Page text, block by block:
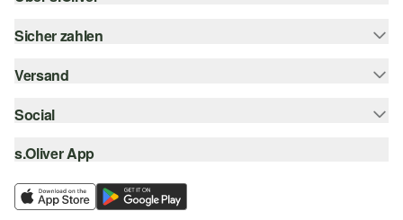
Größenberatung
Newsletter
s.Oliver Card
Career
Wunschliste
Sicher zahlen
Rechnung
Kreditkarte
SSL-Verschlüsselung
Versand
Sendungsverfolgung
Post AT
Social
instagram
facebook
s.Oliver App